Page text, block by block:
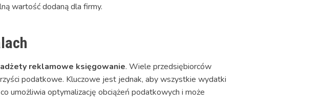
wartość dodaną dla firmy.
reklamowe księgowanie. Wiele przedsiębiorców
podatkowe. Kluczowe jest jednak, aby wszystkie wydatki
umożliwia optymalizację obciążeń podatkowych i może